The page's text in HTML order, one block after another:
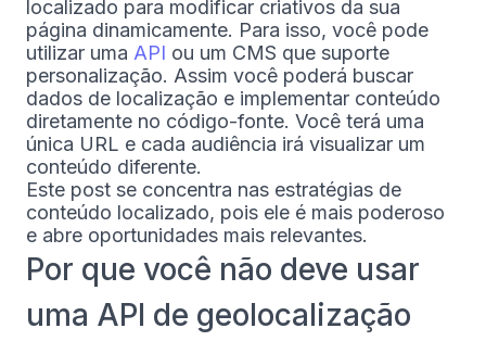
localizado para modificar criativos da sua
página dinamicamente. Para isso, você pode
utilizar uma API ou um CMS que suporte
personalização. Assim você poderá buscar
dados de localização e implementar conteúdo
diretamente no código-fonte. Você terá uma
única URL e cada audiência irá visualizar um
conteúdo diferente.
Este post se concentra nas estratégias de
conteúdo localizado, pois ele é mais poderoso
e abre oportunidades mais relevantes.
Por que você não deve usar
uma API de geolocalização